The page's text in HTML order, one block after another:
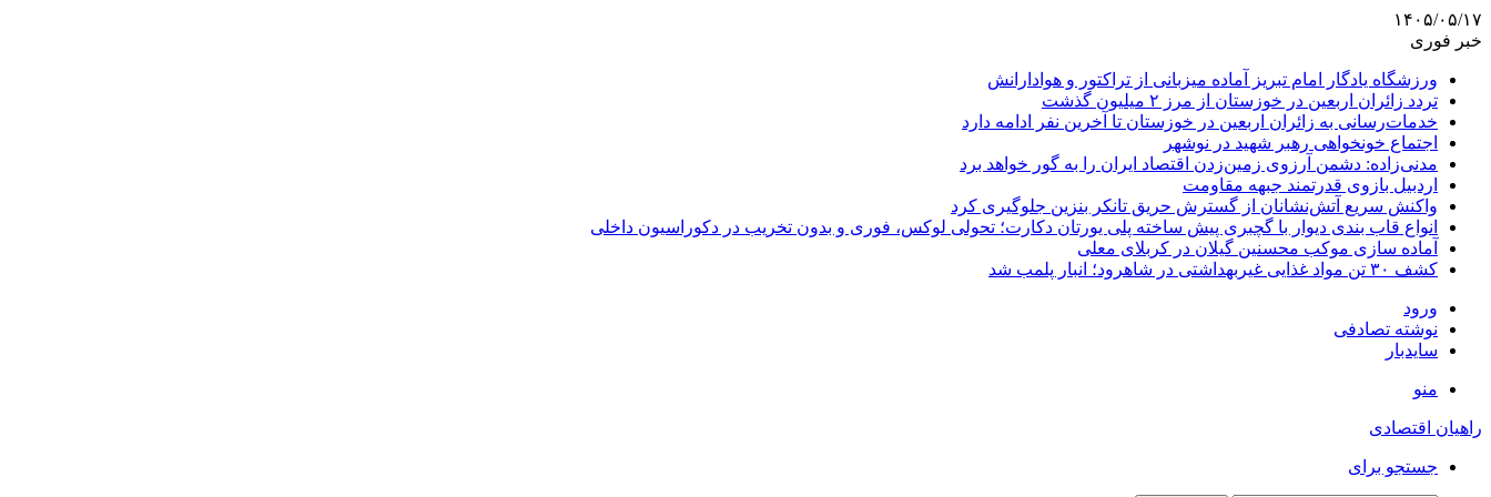
۱۴۰۵/۰۵/۱۷
خبر فوری
ورزشگاه یادگار امام تبریز آماده میزبانی از تراکتور و هوادارانش
تردد زائران اربعین در خوزستان از مرز ۲ میلیون گذشت
خدمات‌رسانی به زائران اربعین در خوزستان تا آخرین نفر ادامه دارد
اجتماع خونخواهی رهبر شهید در نوشهر
مدنی‌زاده: دشمن آرزوی زمین‌زدن اقتصاد ایران را به گور خواهد برد
اردبیل بازوی قدرتمند جبهه مقاومت
واکنش سریع آتش‌نشانان از گسترش حریق تانکر بنزین جلوگیری کرد
انواع قاب بندی دیوار با گچبری پیش ساخته پلی یورتان دکارت؛ تحولی لوکس، فوری و بدون تخریب در دکوراسیون داخلی
آماده سازی موکب محسنین گیلان در کربلای معلی
کشف ۳۰ تن مواد غذایی غیربهداشتی در شاهرود؛ انبار پلمب شد
ورود
نوشته تصادفی
سایدبار
منو
راهیان اقتصادی
جستجو برای